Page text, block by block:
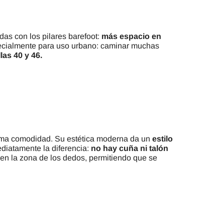
con los pilares barefoot: más espacio en
para uso urbano: caminar muchas
40 y 46.
comodidad. Su estética moderna da un estilo
la diferencia: no hay cuña ni talón
la zona de los dedos, permitiendo que se